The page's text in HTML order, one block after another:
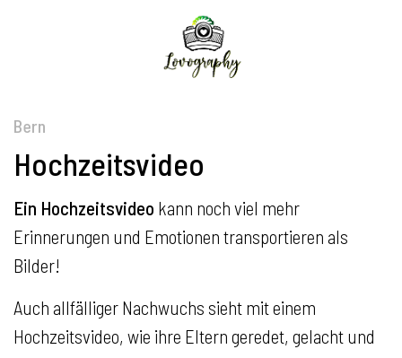
Bern
Hochzeitsvideo
Ein Hochzeitsvideo kann noch viel mehr
Erinnerungen und Emotionen transportieren als
Bilder!
Auch allfälliger Nachwuchs sieht mit einem
Hochzeitsvideo, wie ihre Eltern geredet, gelacht und